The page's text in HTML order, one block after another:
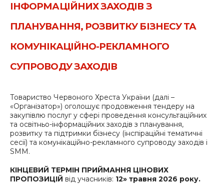
ІНФОРМАЦІЙНИХ ЗАХОДІВ З
ПЛАНУВАННЯ, РОЗВИТКУ БІЗНЕСУ ТА
КОМУНІКАЦІЙНО-РЕКЛАМНОГО
СУПРОВОДУ ЗАХОДІВ
Товариство Червоного Хреста України (далі –
«Організатор») оголошує продовження тендеру на
закупівлю послуг у сфері проведення консультаційних
та освітньо-інформаційних заходів з планування,
розвитку та підтримки бізнесу (інспіраційні тематичні
сесії) та комунікаційно-рекламного супроводу заходів і
SMM.
КІНЦЕВИЙ ТЕРМІН ПРИЙМАННЯ ЦІНОВИХ
ПРОПОЗИЦІЙ від учасників: 12» травня 2026 року.